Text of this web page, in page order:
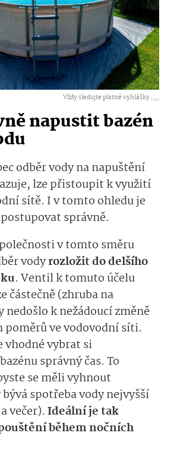
Vždy sledujte platné vyhlášky ,...
napustit bazén
odběr vody na napuštění
lze přistoupit k využití
sítě. I v tomto ohledu je
správně.
v tomto směru
vodyrozložit do delšího
. Ventil k tomuto účelu
částečně (zhruba na
nedošlo k nežádoucí změně
poměrů ve vodovodní síti.
vhodné vybrat si
správný čas. To
se měli vyhnout
spotřeba vody nejvyšší
večer).Ideální je tak
během nočních